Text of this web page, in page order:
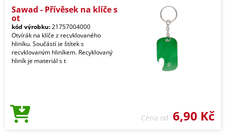
Sawad - Přívěsek na klíče s
ot
kód výrobku:21757004000
Otvírák na klíče z recyklovaného
hliníku. Součástí je štítek s
recyklovaným hliníkem. Recyklovaný
hliník je materiál s t
Cena od 6,90 Kč